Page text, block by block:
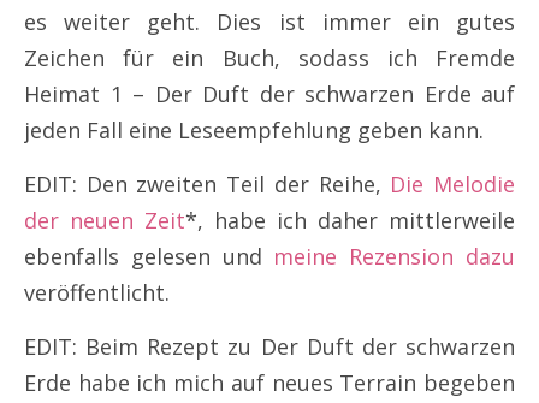
es weiter geht. Dies ist immer ein gutes
Zeichen für ein Buch, sodass ich Fremde
Heimat 1 – Der Duft der schwarzen Erde auf
jeden Fall eine Leseempfehlung geben kann.
EDIT: Den zweiten Teil der Reihe, Die Melodie
der neuen Zeit*, habe ich daher mittlerweile
ebenfalls gelesen und meine Rezension dazu
veröffentlicht.
EDIT: Beim Rezept zu Der Duft der schwarzen
Erde habe ich mich auf neues Terrain begeben